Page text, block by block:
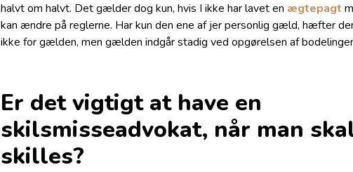
halvt om halvt. Det gælder dog kun, hvis I ikke har lavet en ægtepagt
kan ændre på reglerne. Har kun den ene af jer personlig gæld, hæfter
ikke for gælden, men gælden indgår stadig ved opgørelsen af
Er det vigtigt at have en
skilsmisseadvokat, når man
skilles?